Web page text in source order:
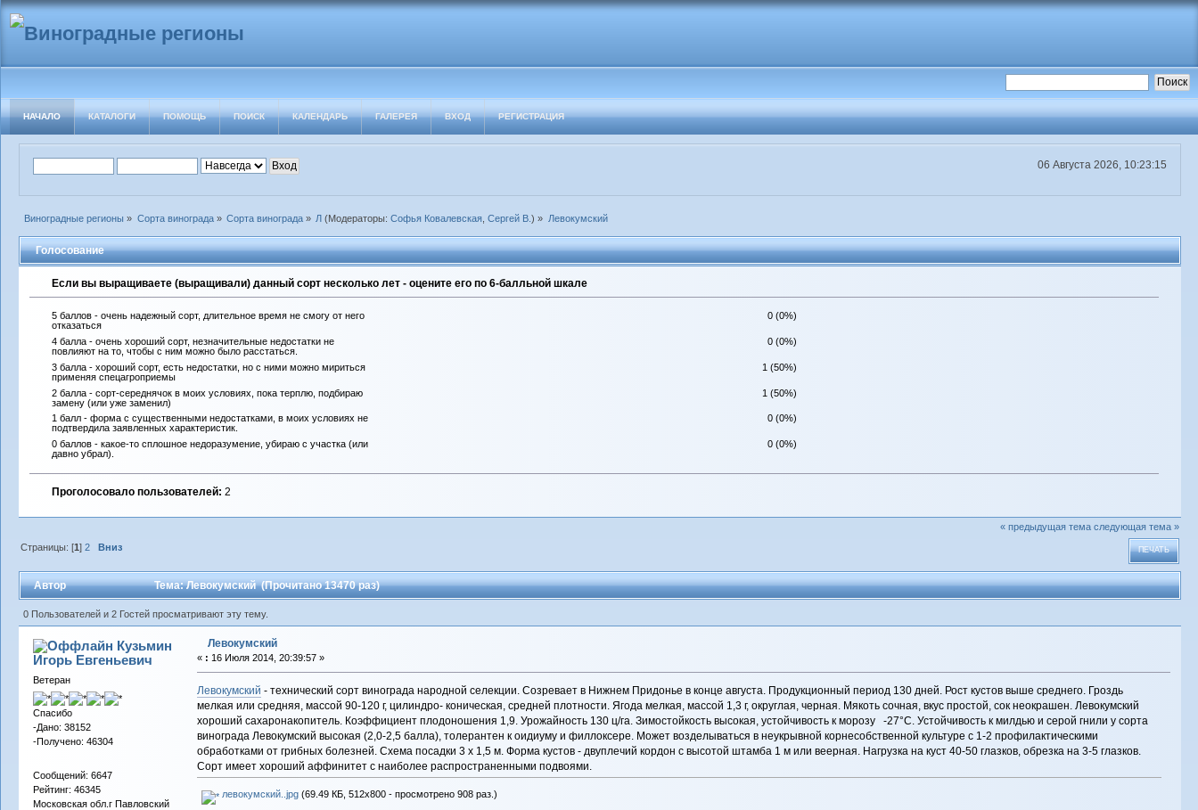
НАЧАЛО КАТАЛОГИ ПОМОЩЬ ПОИСК КАЛЕНДАРЬ ГАЛЕРЕЯ ВХОД РЕГИСТРАЦИЯ
06 Августа 2026, 10:23:15
Виноградные регионы » Сорта винограда» Сорта винограда» Л (Модераторы:Софья Ковалевская,Сергей В.) » Левокумский
Голосование
Если вы выращиваете (выращивали) данный сорт несколько лет - оцените его по 6-балльной шкале
5 баллов - очень надежный сорт, длительное время не смогу от него
отказаться
0 (0%)
4 балла - очень хороший сорт, незначительные недостатки не
повлияют на то, чтобы с ним можно было расстаться.
0 (0%)
3 балла - хороший сорт, есть недостатки, но с ними можно мириться
применяя спецагроприемы
1 (50%)
2 балла - сорт-середнячок в моих условиях, пока терплю, подбираю
замену (или уже заменил)
1 (50%)
1 балл - форма с существенными недостатками, в моих условиях не
подтвердила заявленных характеристик.
0 (0%)
0 баллов - какое-то сплошное недоразумение, убираю с участка (или
давно убрал).
0 (0%)
Проголосовало пользователей: 2
« предыдущая тема следующая тема »
ПЕЧАТЬ
Страницы: [1]2 Вниз
Автор Тема: Левокумский (Прочитано 13470 раз)
0 Пользователей и 2 Гостей просматривают эту тему.
Кузьмин
Игорь Евгеньевич
Ветеран
Спасибо
-Дано: 38152
-Получено: 46304
Сообщений: 6647
Рейтинг: 46345
Московская обл.г Павловский
Левокумский
« : 16 Июля 2014, 20:39:57 »
Левокумский - технический сорт винограда народной селекции. Созревает в Нижнем Придонье в конце августа. Продукционный период 130 дней. Рост кустов выше среднего. Гроздь
мелкая или средняя, массой 90-120 г, цилиндро- коническая, средней плотности. Ягода мелкая, массой 1,3 г, округлая, черная. Мякоть сочная, вкус простой, сок неокрашен. Левокумский
хороший сахаронакопитель. Коэффициент плодоношения 1,9. Урожайность 130 ц/га. Зимостойкость высокая, устойчивость к морозу -27°С. Устойчивость к милдью и серой гнили у сорта
винограда Левокумский высокая (2,0-2,5 балла), толерантен к оидиуму и филлоксере. Может возделываться в неукрывной корнесобственной культуре с 1-2 профилактическими
обработками от грибных болезней. Схема посадки 3 x 1,5 м. Форма кустов - двуплечий кордон с высотой штамба 1 м или веерная. Нагрузка на куст 40-50 глазков, обрезка на 3-5 глазков.
Сорт имеет хороший аффинитет с наиболее распространенными подвоями.
левокумский..jpg(69.49 КБ, 512x800 - просмотрено 908 раз.)